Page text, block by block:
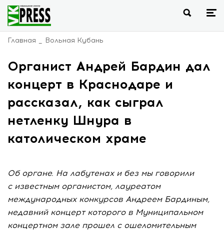
Главная Вольная Кубань
Органист Андрей Бардин дал
концерт в Краснодаре и
рассказал, как сыграл
нетленку Шнура в
католическом храме
Об органе. На лабутенах и без мы говорили
с известным органистом, лауреатом
международных конкурсов Андреем Бардиным,
недавний концерт которого в Муниципальном
концертном зале прошел с ошеломительным